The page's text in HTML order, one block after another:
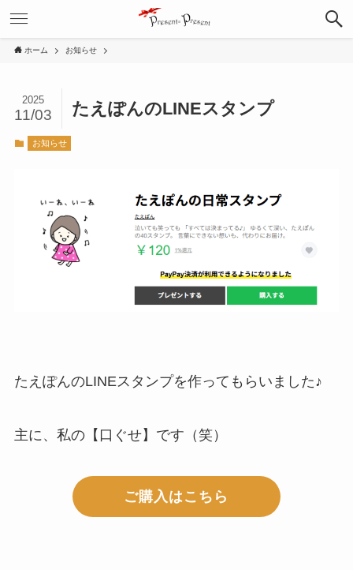
ホーム お知らせ
たえぽんのLINEスタンプ
2025
11/03
お知らせ
たえぽんのLINEスタンプを作ってもらいました♪
主に、私の【口ぐせ】です（笑）
ご購入はこちら